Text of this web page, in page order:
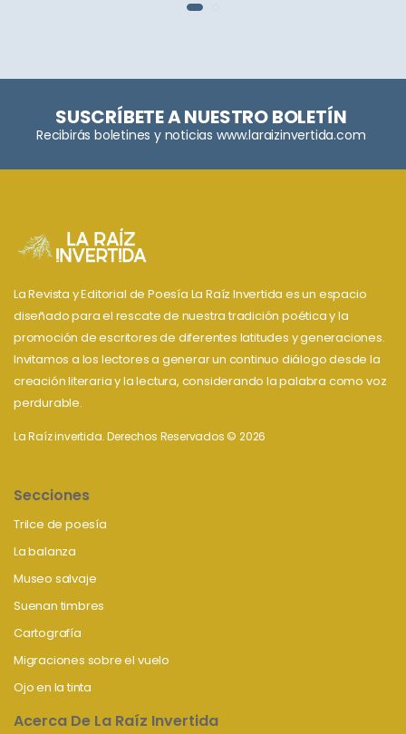
SUSCRÍBETE A NUESTRO BOLETÍN
Recibirás boletines y noticias www.laraizinvertida.com
La Revista y Editorial de Poesía La Raíz Invertida es un espacio
diseñado para el rescate de nuestra tradición poética y la
promoción de escritores de diferentes latitudes y generaciones.
Invitamos a los lectores a generar un continuo diálogo desde la
creación literaria y la lectura, considerando la palabra como voz
perdurable.
La Raíz invertida. Derechos Reservados © 2026
Secciones
Trilce de poesía
La balanza
Museo salvaje
Suenan timbres
Cartografía
Migraciones sobre el vuelo
Ojo en la tinta
Acerca De La Raíz Invertida